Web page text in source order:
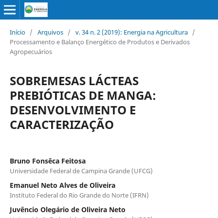
Início / Arquivos / v. 34 n. 2 (2019): Energia na Agricultura /
Processamento e Balanço Energético de Produtos e Derivados
Agropecuários
SOBREMESAS LÁCTEAS
PREBIÓTICAS DE MANGA:
DESENVOLVIMENTO E
CARACTERIZAÇÃO
Bruno Fonsêca Feitosa
Universidade Federal de Campina Grande (UFCG)
Emanuel Neto Alves de Oliveira
Instituto Federal do Rio Grande do Norte (IFRN)
Juvêncio Olegário de Oliveira Neto